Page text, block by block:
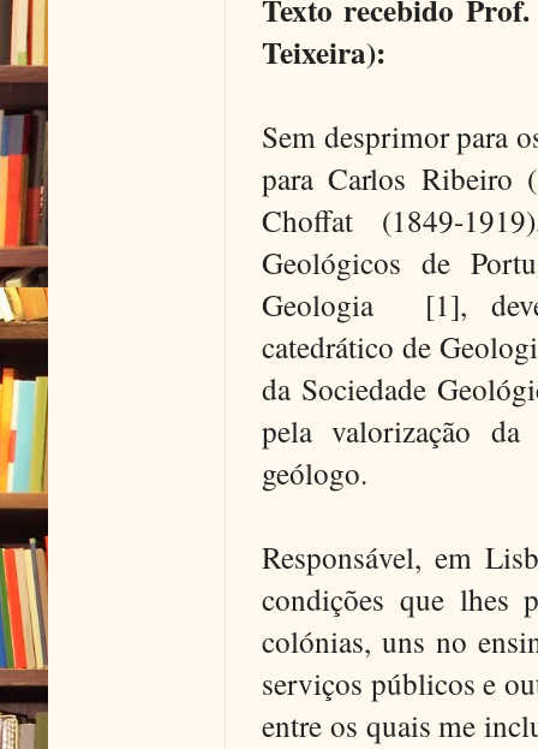
Texto recebido
Teixeira):
Sem desprimor para
para Carlos Ribeiro
Choffat (1849-
Geológicos de
Geologia [1],
catedrático de
da Sociedade
pela valorização
geólogo.
Responsável, em
condições que lhes
colónias, uns no
serviços públicos e
entre os quais me